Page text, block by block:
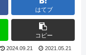
はてブ
コピー
2024.09.21 2021.05.21